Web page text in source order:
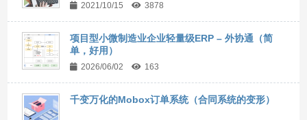
2021/10/15 3878
项目型小微制造业企业轻量级ERP – 外协通（简
单，好用）
2026/06/02 163
千变万化的Mobox订单系统（合同系统的变形）